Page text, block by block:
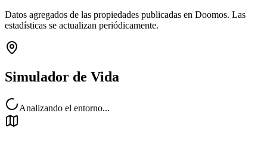
Datos agregados de las propiedades publicadas en Doomos. Las
estadísticas se actualizan periódicamente.
Simulador de Vida
Analizando el entorno...